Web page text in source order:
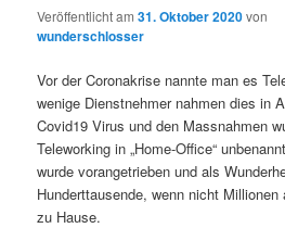
Veröffentlicht am31. Oktober 2020von
wunderschlosser
Vor der Coronakrise nannte man es
wenige Dienstnehmer nahmen dies in
Covid19 Virus und den Massnahmen
Teleworking in „Home-Office“
wurde vorangetrieben und als
Hunderttausende, wenn nicht
zu Hause.